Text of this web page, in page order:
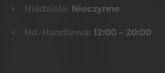
Niedziela: Nieczynne
Nd. Handlowa: 12:00 – 20:00